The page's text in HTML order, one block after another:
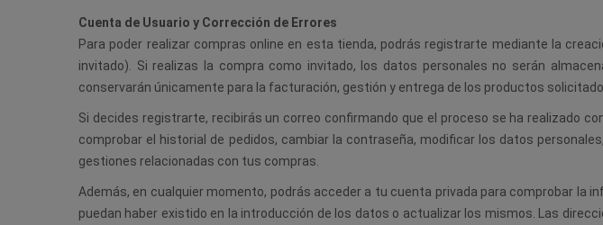
Cuenta de Usuario y Corrección de Errores
Para poder realizar compras online en esta tienda, podrás registrarte mediante la
invitado). Si realizas la compra como invitado, los datos personales no serán
conservarán únicamente para la facturación, gestión y entrega de los productos
Si decides registrarte, recibirás un correo confirmando que el proceso se ha realizado
comprobar el historial de pedidos, cambiar la contraseña, modificar los datos
gestiones relacionadas con tus compras.
Además, en cualquier momento, podrás acceder a tu cuenta privada para comprobar la
puedan haber existido en la introducción de los datos o actualizar los mismos. Las